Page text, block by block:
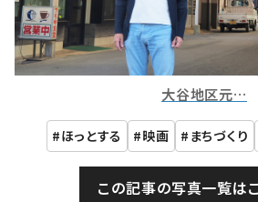
大谷地区元…
ほっとする 映画 まちづくり
この記事の写真一覧は